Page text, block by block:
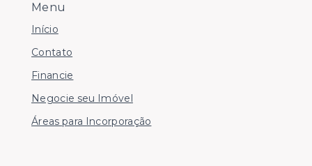
Menu
Início
Contato
Financie
Negocie seu Imóvel
Áreas para Incorporação